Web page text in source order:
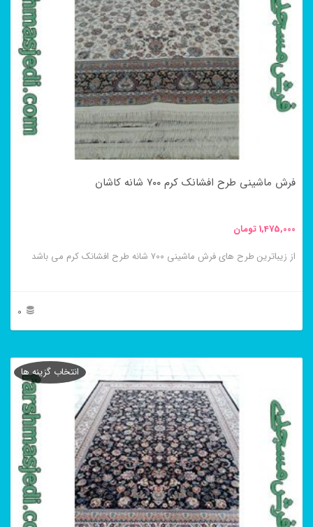
مختلفی
باشد.
گزینه
ها
صفحه
انتخاب
شوند
فرش ماشینی طرح افشانک کرم ۷۰۰ شانه کاشان
1,475,000تومان
از زیباترین طرح های فرش ماشینی ۷۰۰ شانه طرح افشانک کرم می باشد
0
محصول
مختلفی
باشد.
گزینه
ها
انتخاب گزینه ها